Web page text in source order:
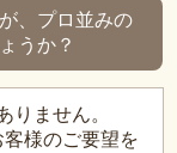
、プロ並みの
うか？
りません。
様のご要望を